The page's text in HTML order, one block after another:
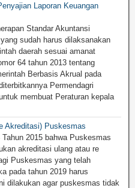
Laporan Keuangan
Standar Akuntansi
sudah harus dilaksanakan
daerah sesuai amanat
64 tahun 2013 tentang
Berbasis Akrual pada
Permendagri
membuat Peraturan kepala
Akreditasi) Puskesmas
2015 bahwa Puskesmas
akreditasi ulang atau re
Puskesmas yang telah
pada tahun 2019 harus
dilakukan agar puskesmas tidak